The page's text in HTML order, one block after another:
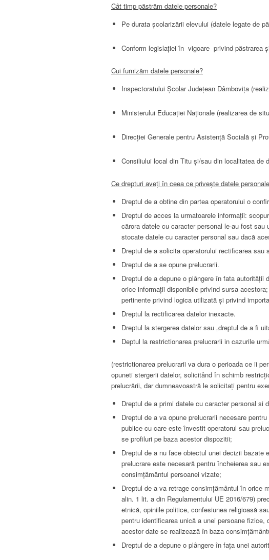
Cât timp păstrăm datele personale?
Pe durata școlarizării elevului (datele legate de
Conform legislației în vigoare privind păstrarea
Cui furnizăm datele personale?
Inspectoratului Școlar Județean Dâmbovița
Ministerului Educației Naționale (realizarea de
Direcției Generale pentru Asistență Socială și
Consiliului local din Titu și/sau din localitatea de
Ce drepturi aveți în ceea ce privește datele
Dreptul de a obtine din partea operatorului o
Dreptul de acces la urmatoarele informații:
cărora datele cu caracter personal le-au fost
stocate datele cu caracter personal sau dacă
Dreptul de a solicita operatorului rectificarea
Dreptul de a se opune prelucrarii.
Dreptul de a depune o plângere în fata
orice informații disponibile privind sursa
pertinente privind logica utilizată și privind
Dreptul la rectificarea datelor inexacte.
Dreptul la stergerea datelor sau „dreptul de a fi
Deptul la restrictionarea prelucrarii in cazurile
(restrictionarea prelucrarii va dura o perioada ce ii
opuneti stergerii datelor, solicitând în schimb
prelucrării, dar dumneavoastră le solicitați pentru
Dreptul de a primi datele cu caracter personal si
Dreptul de a va opune prelucrarii necesare
publice cu care este învestit operatorul sau
se profiluri pe baza acestor dispozitii;
Dreptul de a nu face obiectul unei decizii
prelucrare este necesară pentru încheierea sau
consimțământul persoanei vizate;
Dreptul de a va retrage consimțământul în orice
alin. 1 lit. a din Regulamentului UE 2016/679)
etnică, opiniile politice, confesiunea religioasă
pentru identificarea unică a unei persoane
acestor date se realizează în baza
Dreptul de a depune o plângere în fața unei